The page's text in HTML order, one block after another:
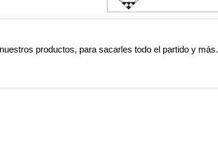
productos, para sacarles todo el partido y más.